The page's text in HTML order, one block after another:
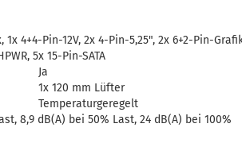
1x 4+4-Pin-12V, 2x 4-Pin-5,25", 2x 6+2-Pin-
5x 15-Pin-SATA
Ja
1x 120 mm Lüfter
Temperaturgeregelt
8,9 dB(A) bei 50% Last, 24 dB(A) bei 100%